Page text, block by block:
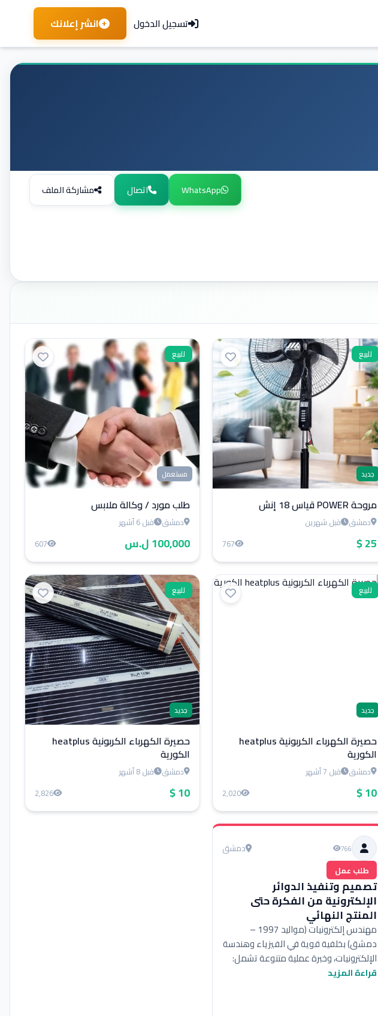
تسجيل الدخول انشر إعلانك
WhatsApp اتصال مشاركة الملف
للبيع
جديد
مروحة POWER قياس 18 إنش
دمشق قبل شهرين
25 $
767
للبيع
مستعمل
طلب مورد / وكالة ملابس
دمشق قبل 6 أشهر
100,000 ل.س 607
للبيع
جديد
حصيرة الكهرباء الكربونية heatplus
الكورية
دمشق قبل 7 أشهر
10 $
2,020
للبيع
جديد
حصيرة الكهرباء الكربونية heatplus
الكورية
دمشق قبل 8 أشهر
10 $
2,826
766 دمشق
طلب عمل
تصميم وتنفيذ الدوائر
الإلكترونية من الفكرة حتى
المنتج النهائي
مهندس إلكترونيات (مواليد 1997 –
دمشق) بخلفية قوية في الفيزياء وهندسة
الإلكترونيات، وخبرة عملية متنوعة تشمل:
تصميم وتنفيذ الدوائر الإلكترونية من الفكرة
قراءة المزيد